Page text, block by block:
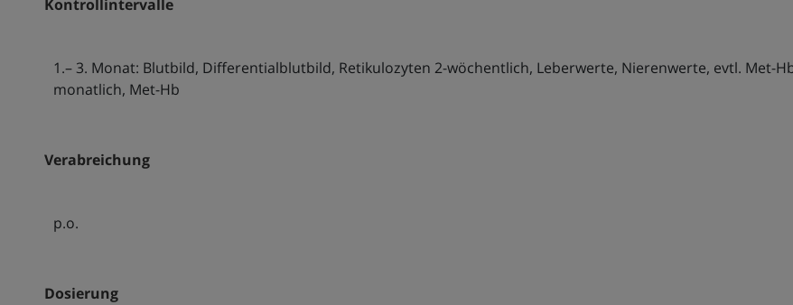
Kontrollintervalle
1.– 3. Monat: Blutbild, Differentialblutbild, Retikulozyten 2-wöchentlich, Leberwerte, Nierenwerte, evtl. Met-
monatlich, Met-Hb
Verabreichung
p.o.
Dosierung